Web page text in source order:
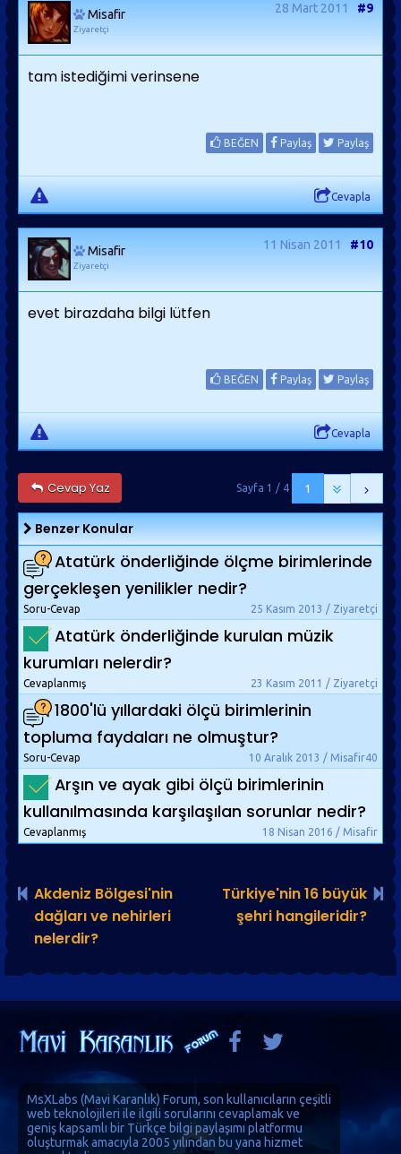
Misafir
Ziyaretçi
28 Mart 2011 #9
tam istediğimi verinsene
BEĞEN Paylaş Paylaş
Cevapla
Misafir
Ziyaretçi
11 Nisan 2011 #10
evet birazdaha bilgi lütfen
BEĞEN Paylaş Paylaş
Cevapla
Cevap Yaz 1
Sayfa 1 / 4
Benzer Konular
Atatürk önderliğinde ölçme birimlerinde
gerçekleşen yenilikler nedir?
25 Kasım 2013 / Ziyaretçi
Soru-Cevap
Atatürk önderliğinde kurulan müzik
kurumları nelerdir?
23 Kasım 2011 / Ziyaretçi
Cevaplanmış
1800'lü yıllardaki ölçü birimlerinin
topluma faydaları ne olmuştur?
10 Aralık 2013 / Misafir40
Soru-Cevap
Arşın ve ayak gibi ölçü birimlerinin
kullanılmasında karşılaşılan sorunlar nedir?
18 Nisan 2016 / Misafir
Cevaplanmış
Akdeniz Bölgesi'nin
dağları ve nehirleri
nelerdir?
Türkiye'nin 16 büyük
şehri hangileridir?
MsXLabs (Mavi Karanlık) Forum, son kullanıcıların çeşitli
web teknolojileri ile ilgili sorularını cevaplamak ve
geniş kapsamlı bir Türkçe bilgi paylaşımı platformu
oluşturmak amacıyla 2005 yılından bu yana hizmet